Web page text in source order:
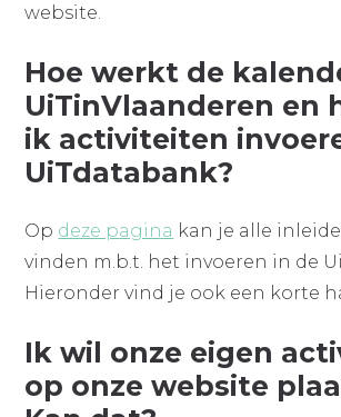
website.
Hoe werkt de
UiTinVlaanderen en
ik activiteiten
UiTdatabank?
Op deze pagina kan je alle
vinden m.b.t. het invoeren in de
Hieronder vind je ook een korte
Ik wil onze eigen
op onze website